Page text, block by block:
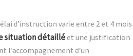
d’instruction varie entre 2 et 4 mois
situation détailléet une justification
l’accompagnement d’un